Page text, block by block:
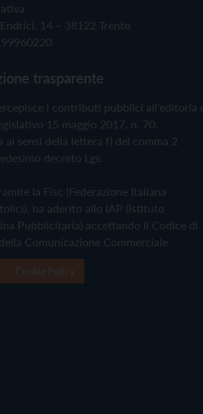
14 – 38122 Trento
trasparente
i contributi pubblici all'editoria
15 maggio 2017, n. 70.
ai sensi della lettera f) del comma 2
decreto Lgs.
la Fisc (Federazione Italiana
ha aderito allo IAP (Istituto
Pubblicitaria) accettando il Codice di
Comunicazione Commerciale